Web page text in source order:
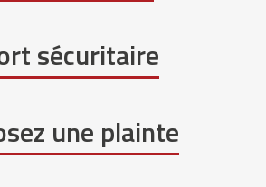
sécuritaire
une plainte